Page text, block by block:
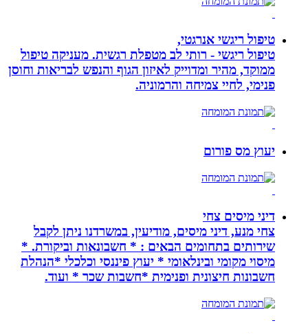
טיפול ריגשי אנרגטי,
טיפול ריגשי - רותי לב מטפלת רגשית. מעניקה טיפול
ממוקד, מהיר ומדוייק לאיזון הגוף והנפש לבריאות וחוסן
פנימי, לחיי צמיחה והרמוניה.
יעוץ מס פורום
דיני מיסים צחי
צחי מנע, דיני מיסים, מודיעין, במשרדנו ניתן לקבל
שירותים בתחומים הבאים : * חשבונאות וביקורת. *
מיסוי מקומי ובינלאומי * יעוץ פיננסי וכלכלי *הנהלת
חשבונות חיצונית ופנימית *חשבות שכר * ועוד.